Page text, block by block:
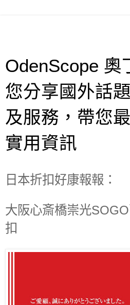
OdenScope 奧
您分享國外話
及服務，帶您
實用資訊
日本折扣好康報報：
大阪心斎橋崇光
扣